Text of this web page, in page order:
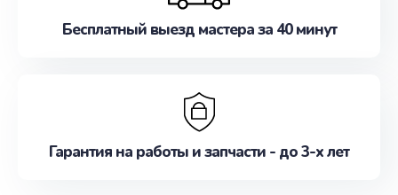
Бесплатный выезд мастера за 40 минут
Гарантия на работы и запчасти - до 3-х лет